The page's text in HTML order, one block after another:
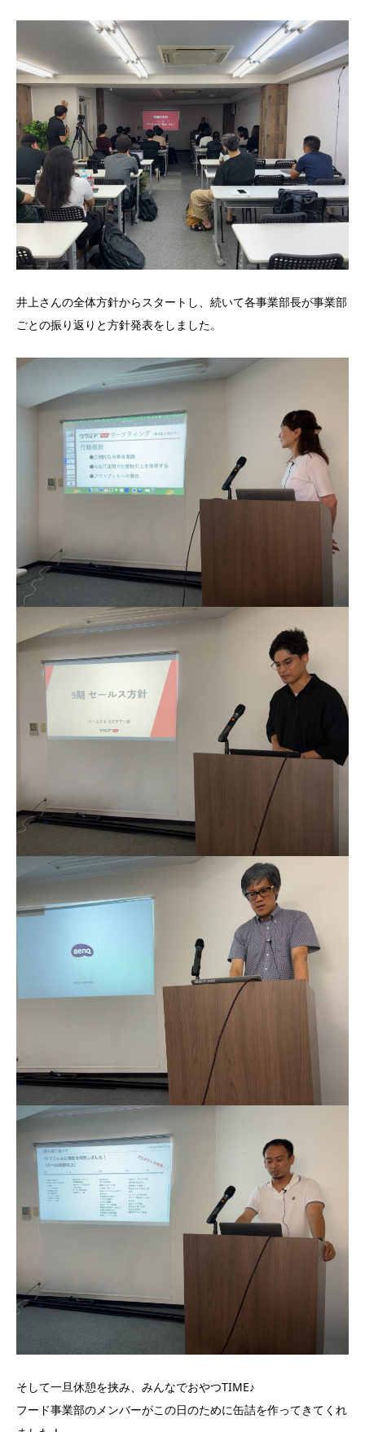
井上さんの全体方針からスタートし、続いて各事業部長が事業部
ごとの振り返りと方針発表をしました。
そして一旦休憩を挟み、みんなでおやつTIME♪
フード事業部のメンバーがこの日のために缶詰を作ってきてくれ